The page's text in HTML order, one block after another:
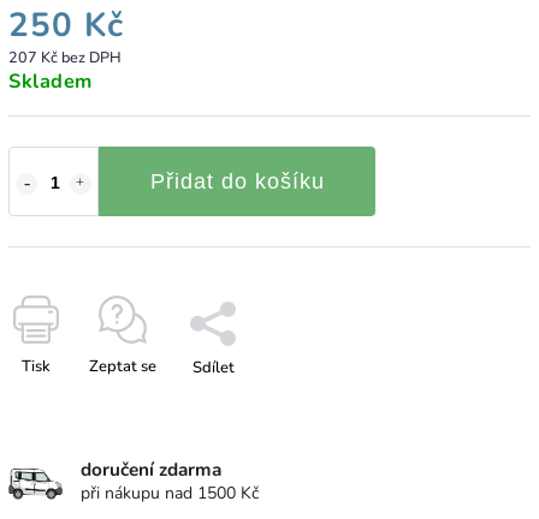
250 Kč
207 Kč bez DPH
Skladem
Přidat do košíku
Tisk Zeptat se Sdílet
doručení zdarma
při nákupu nad 1500 Kč